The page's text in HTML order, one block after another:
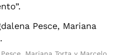
Mariana Torta y Marcelo